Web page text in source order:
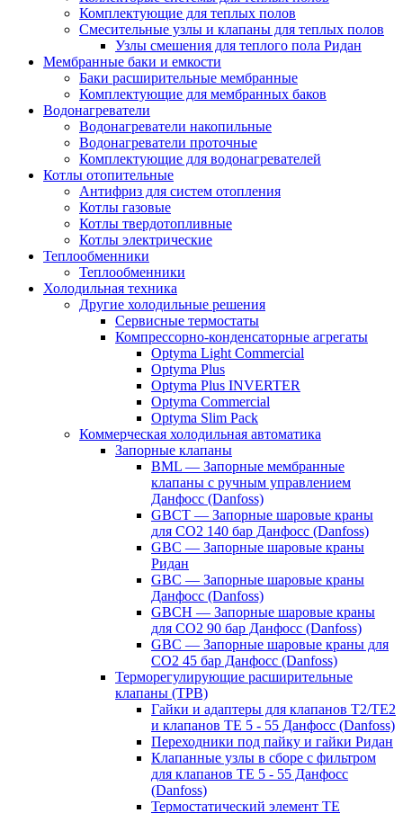
Комплектующие для теплых полов
Смесительные узлы и клапаны для теплых полов
Узлы смешения для теплого пола Ридан
Мембранные баки и емкости
Баки расширительные мембранные
Комплектующие для мембранных баков
Водонагреватели
Водонагреватели накопильные
Водонагреватели проточные
Комплектующие для водонагревателей
Котлы отопительные
Антифриз для систем отопления
Котлы газовые
Котлы твердотопливные
Котлы электрические
Теплообменники
Теплообменники
Холодильная техника
Другие холодильные решения
Сервисные термостаты
Компрессорно-конденсаторные агрегаты
Optyma Light Commercial
Optyma Plus
Optyma Plus INVERTER
Optyma Commercial
Optyma Slim Pack
Коммерческая холодильная автоматика
Запорные клапаны
BML — Запорные мембранные
клапаны с ручным управлением
Данфосс (Danfoss)
GBCT — Запорные шаровые краны
для CO2 140 бар Данфосс (Danfoss)
GBC — Запорные шаровые краны
Ридан
GBC — Запорные шаровые краны
Данфосс (Danfoss)
GBCH — Запорные шаровые краны
для CO2 90 бар Данфосс (Danfoss)
GBC — Запорные шаровые краны для
CO2 45 бар Данфосс (Danfoss)
Терморегулирующие расширительные
клапаны (ТРВ)
Гайки и адаптеры для клапанов T2/TE2
и клапанов TE 5 - 55 Данфосс (Danfoss)
Переходники под пайку и гайки Ридан
Клапанные узлы в сборе с фильтром
для клапанов TE 5 - 55 Данфосс
(Danfoss)
Термостатический элемент TE